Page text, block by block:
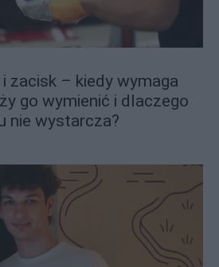
zacisk – kiedy wymaga
go wymienić i dlaczego
nie wystarcza?